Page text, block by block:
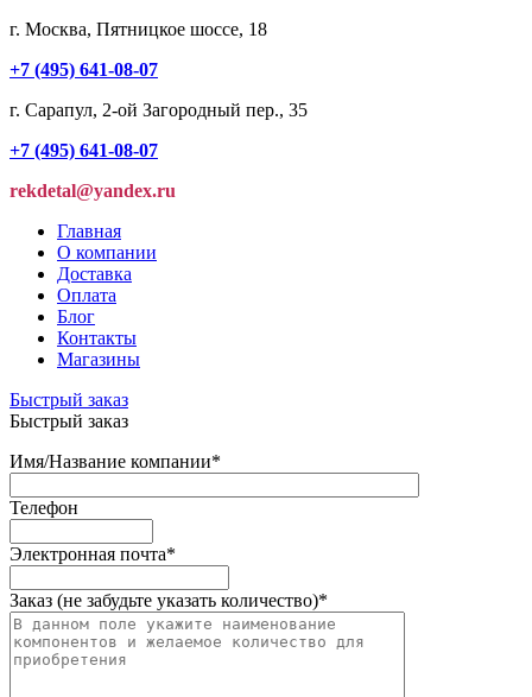
г. Москва, Пятницкое шоссе, 18
+7 (495) 641-08-07
г. Сарапул, 2-ой Загородный пер., 35
+7 (495) 641-08-07
rekdetal@yandex.ru
Главная
О компании
Доставка
Оплата
Блог
Контакты
Магазины
Быстрый заказ
Быстрый заказ
Имя/Название компании*
Телефон
Электронная почта*
Заказ (не забудьте указать количество)*